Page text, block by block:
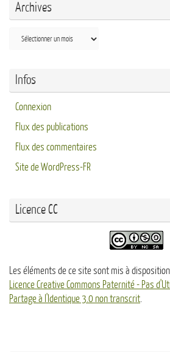
Archives
Archives
Infos
Connexion
Flux des publications
Flux des commentaires
Site de WordPress-FR
Licence CC
Les éléments de ce site sont mis à
Licence Creative Commons Paternité - Pas
Partage à l'Identique 3.0 non transcrit